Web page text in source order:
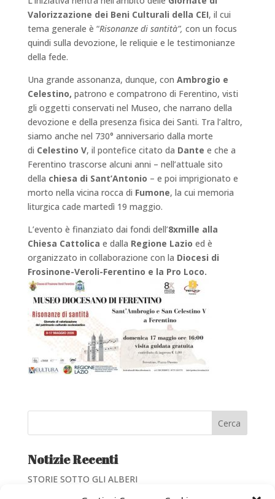
Valorizzazione dei Beni Culturali della CEI, il cui
tema generale è “Risonanze di santità”, con un focus
quindi sulla devozione, le reliquie e le testimonianze
della fede.
Una grande assonanza, dunque, con Ambrogio e
Celestino, patrono e compatrono di Ferentino, visti
gli oggetti conservati nel Museo, che narrano della
devozione e della presenza fisica dei Santi. Tra l’altro,
siamo anche nel 730° anniversario dalla morte
di Celestino V, il pontefice citato da Dante e che a
Ferentino trascorse alcuni anni – nell’attuale sito
della chiesa di Sant’Antonio – e poi imprigionato e
morto nella vicina rocca di Fumone, la cui memoria
liturgica cade martedì 19 maggio.
L’evento è finanziato dai fondi dell’8xmille alla
Chiesa Cattolica e dalla Regione Lazio ed è
organizzato in collaborazione con la Diocesi di
Frosinone-Veroli-Ferentino e la Pro Loco.
Cerca
Notizie Recenti
STORIE SOTTO GLI ALBERI